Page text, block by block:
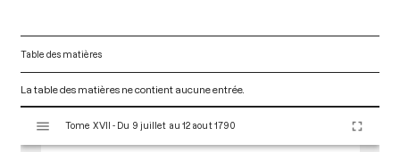
Table des matières
La table des matières ne contient aucune entrée.
s
Tome XVII - Du 9 juillet au 12 aout 1790